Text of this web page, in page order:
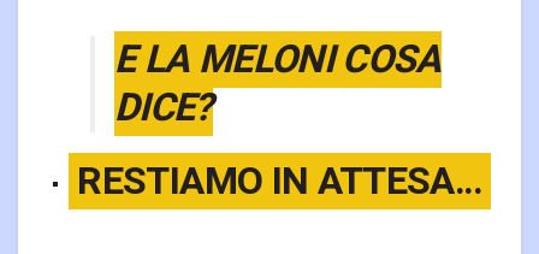
E LA MELONI COSA
DICE?
RESTIAMO IN ATTESA…